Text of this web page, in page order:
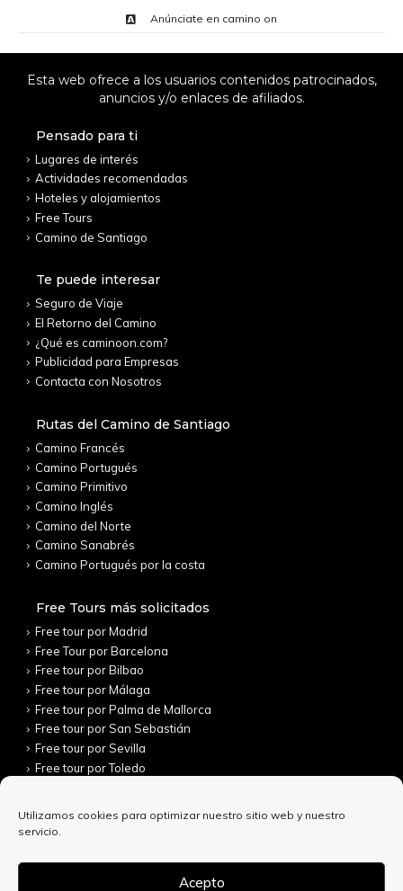
Utilizamos cookies para optimizar nuestro sitio web y nuestro
servicio.
Acepto
Anúnciate en camino on
Esta web ofrece a los usuarios contenidos patrocinados,
anuncios y/o enlaces de afiliados.
Pensado para ti
Lugares de interés
Actividades recomendadas
Hoteles y alojamientos
Free Tours
Camino de Santiago
Te puede interesar
Seguro de Viaje
El Retorno del Camino
¿Qué es caminoon.com?
Publicidad para Empresas
Contacta con Nosotros
Rutas del Camino de Santiago
Camino Francés
Camino Portugués
Camino Primitivo
Camino Inglés
Camino del Norte
Camino Sanabrés
Camino Portugués por la costa
Free Tours más solicitados
Free tour por Madrid
Free Tour por Barcelona
Free tour por Bilbao
Free tour por Málaga
Free tour por Palma de Mallorca
Free tour por San Sebastián
Free tour por Sevilla
Free tour por Toledo